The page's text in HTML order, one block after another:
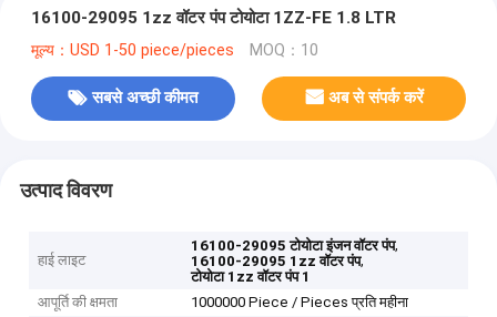
16100-29095 1zz वॉटर पंप टोयोटा 1ZZ-FE 1.8 LTR
मूल्य：USD 1-50 piece/pieces MOQ：10
सबसे अच्छी कीमत अब से संपर्क करें
उत्पाद विवरण
हाई लाइट
16100-29095 टोयोटा इंजन वॉटर पंप,
16100-29095 1zz वॉटर पंप,
टोयोटा 1zz वॉटर पंप 1
आपूर्ति की क्षमता
1000000 Piece / Pieces प्रति महीना